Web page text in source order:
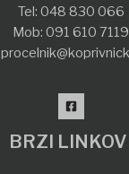
Tel: 048 830 066
Mob: 091 610 7119
BRZI